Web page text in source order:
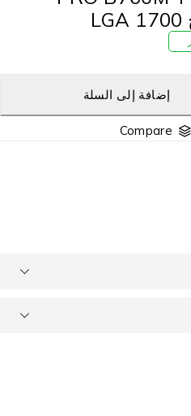
إضافة إلى السلة
Compare